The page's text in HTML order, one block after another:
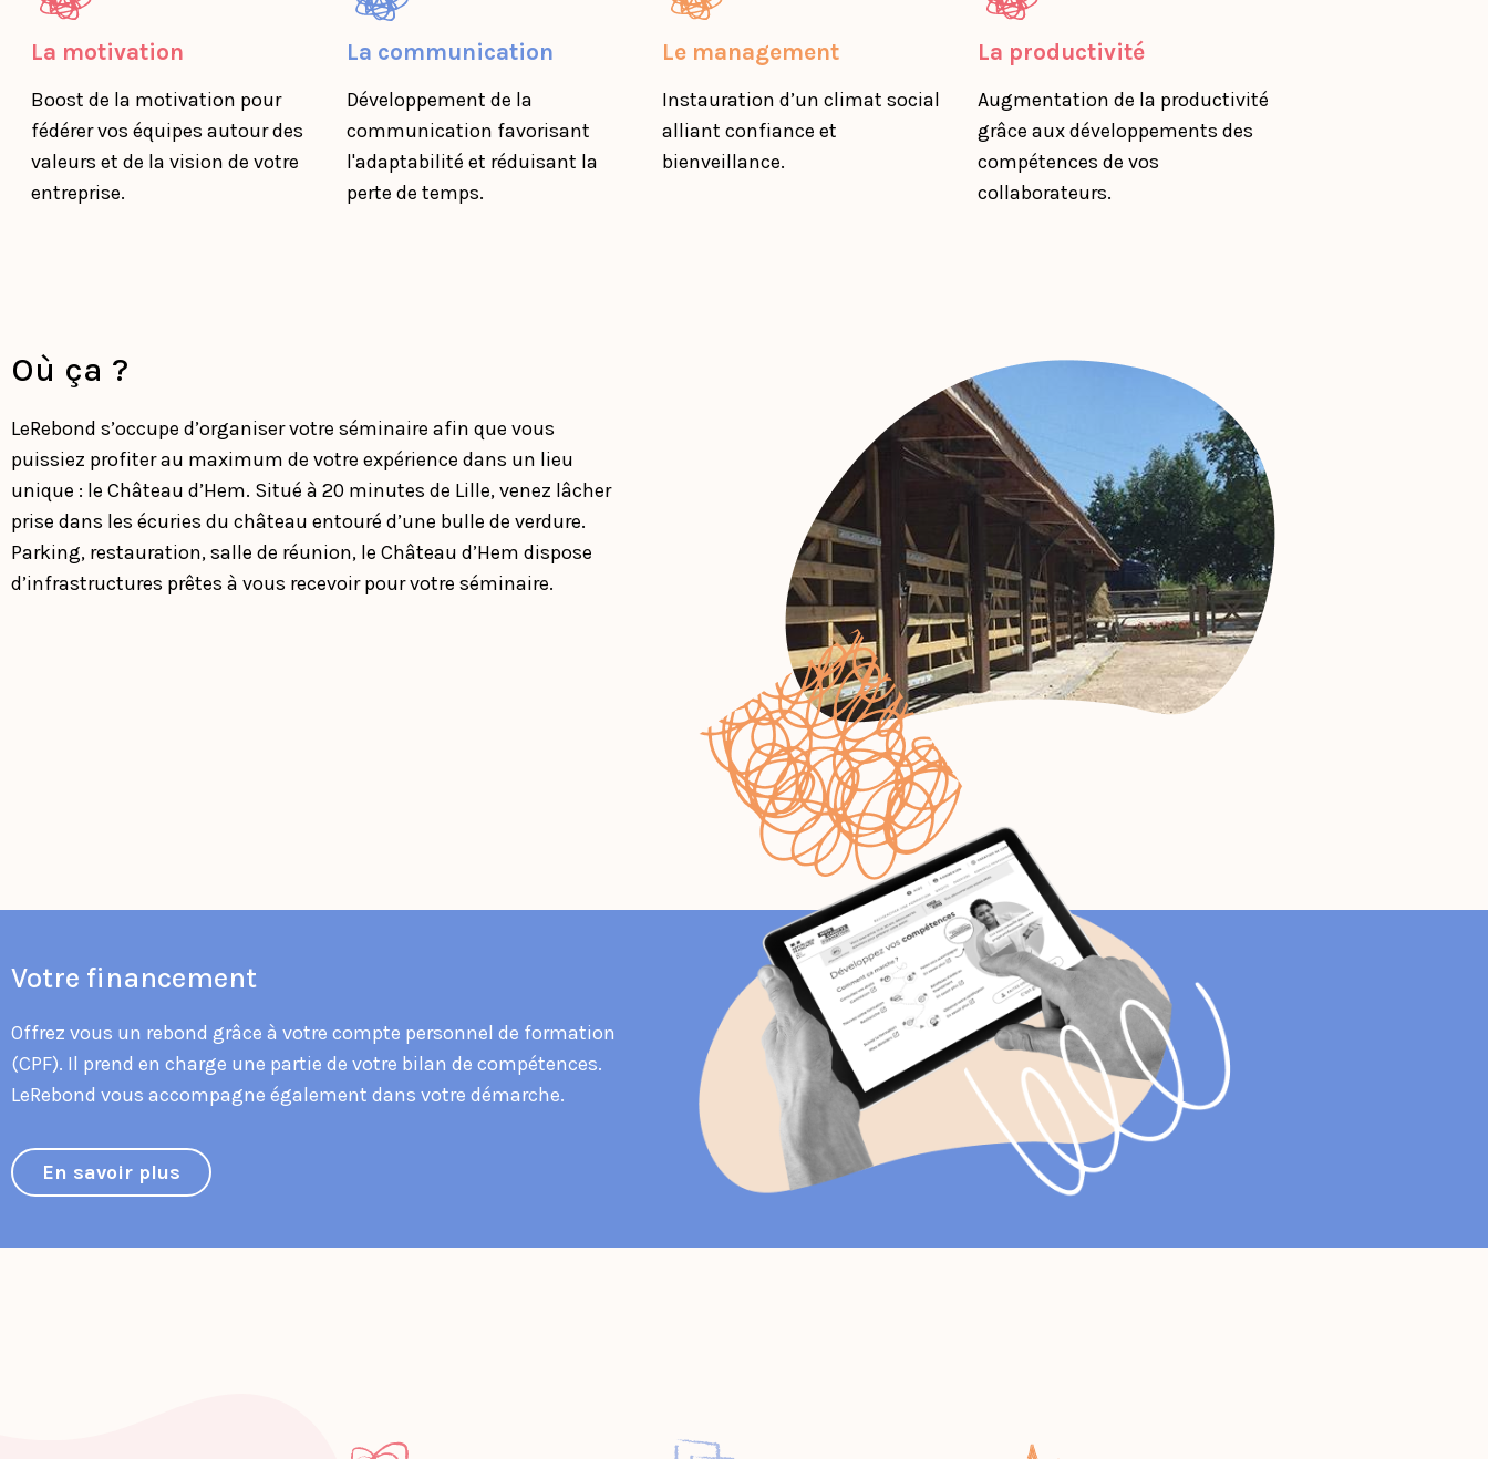
La motivation
Boost de la motivation pour
fédérer vos équipes autour des
valeurs et de la vision de votre
entreprise.
La communication
Développement de la
communication favorisant
l'adaptabilité et réduisant la
perte de temps.
Le management
Instauration d’un climat social
alliant confiance et
bienveillance.
La productivité
Augmentation de la productivité
grâce aux développements des
compétences de vos
collaborateurs.
Où ça ?
LeRebond s’occupe d’organiser votre séminaire afin que vous
puissiez profiter au maximum de votre expérience dans un lieu
unique : le Château d’Hem. Situé à 20 minutes de Lille, venez lâcher
prise dans les écuries du château entouré d’une bulle de verdure.
Parking, restauration, salle de réunion, le Château d’Hem dispose
d’infrastructures prêtes à vous recevoir pour votre séminaire.
Votre financement
Offrez vous un rebond grâce à votre compte personnel de formation
(CPF). Il prend en charge une partie de votre bilan de compétences.
LeRebond vous accompagne également dans votre démarche.
En savoir plus